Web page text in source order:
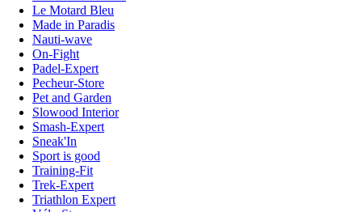
Le Motard Bleu
Made in Paradis
Nauti-wave
On-Fight
Padel-Expert
Pecheur-Store
Pet and Garden
Slowood Interior
Smash-Expert
Sneak'In
Sport is good
Training-Fit
Trek-Expert
Triathlon Expert